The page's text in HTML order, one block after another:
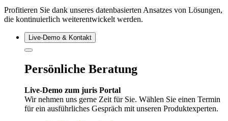
Profitieren Sie dank unseres datenbasierten Ansatzes von Lösungen,
die kontinuierlich weiterentwickelt werden.
Live‑Demo & Kontakt
Persönliche Beratung
Live-Demo zum juris Portal
Wir nehmen uns gerne Zeit für Sie. Wählen Sie einen Termin
für ein ausführliches Gespräch mit unseren Produktexperten.